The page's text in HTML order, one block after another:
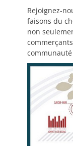
Rejoignez-
faisons du
non